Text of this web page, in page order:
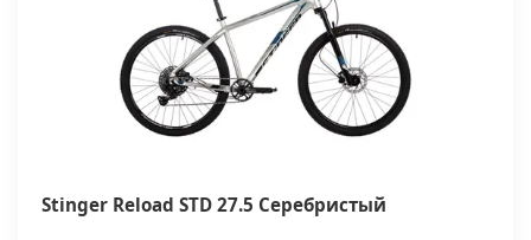
Stinger Reload STD 27.5 Серебристый